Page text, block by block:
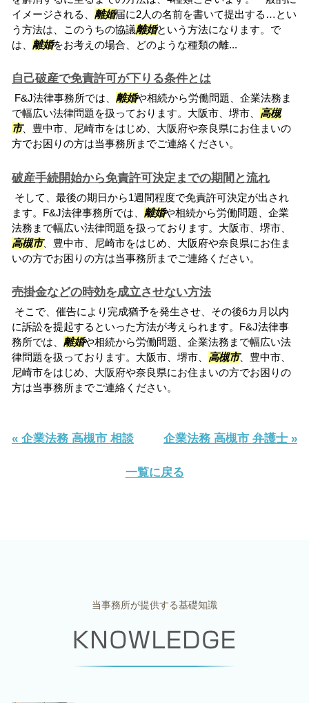
イメージされる、 離婚届に2人の名前を書いて提出する…とい
う方法は、このうちの協議離婚という方法になります。で
は、 離婚をお考えの場合、どのような種類の離...
自己破産で免責許可が下りる条件とは
F&J法律事務所では、 離婚や相続から労働問題、企業法務ま
で幅広い法律問題を扱っております。大阪市、堺市、 高槻
市、豊中市、尼崎市をはじめ、大阪府や奈良県にお住まいの
方でお困りの方は当事務所までご連絡ください。
破産手続開始から免責許可決定までの期間と流れ
そして、最後の期日から1週間程度で免責許可決定が出され
ます。F&J法律事務所では、 離婚や相続から労働問題、企業
法務まで幅広い法律問題を扱っております。大阪市、堺市、
高槻市、豊中市、尼崎市をはじめ、大阪府や奈良県にお住ま
いの方でお困りの方は当事務所までご連絡ください。
売掛金などの時効を成立させない方法
そこで、催告により完成猶予を発生させ、その後6カ月以内
に訴訟を提起するといった方法が考えられます。F&J法律事
務所では、 離婚や相続から労働問題、企業法務まで幅広い法
律問題を扱っております。大阪市、堺市、 高槻市、豊中市、
尼崎市をはじめ、大阪府や奈良県にお住まいの方でお困りの
方は当事務所までご連絡ください。
« 企業法務 高槻市 相談 企業法務 高槻市 弁護士 »
一覧に戻る
当事務所が提供する基礎知識